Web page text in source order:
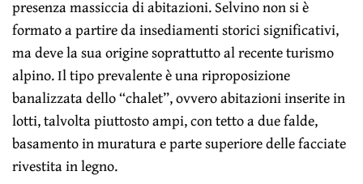
presenza massiccia di abitazioni. Selvino non si è
formato a partire da insediamenti storici significativi,
ma deve la sua origine soprattutto al recente turismo
alpino. Il tipo prevalente è una riproposizione
banalizzata dello “chalet”, ovvero abitazioni inserite in
lotti, talvolta piuttosto ampi, con tetto a due falde,
basamento in muratura e parte superiore delle facciate
rivestita in legno.